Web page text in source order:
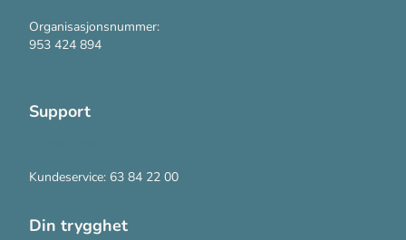
Organisasjonsnummer:
953 424 894
Support
Kundeservice: 63 84 22 00
Din trygghet